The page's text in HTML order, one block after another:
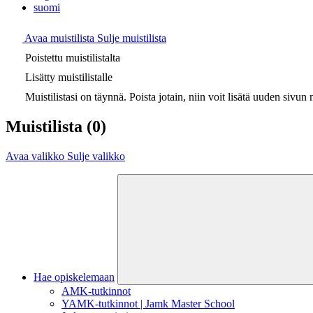
suomi
Avaa muistilista Sulje muistilista
Poistettu muistilistalta
Lisätty muistilistalle
Muistilistasi on täynnä. Poista jotain, niin voit lisätä uuden sivun
Muistilista (0)
Avaa valikko Sulje valikko
Hae opiskelemaan
AMK-tutkinnot
YAMK-tutkinnot | Jamk Master School